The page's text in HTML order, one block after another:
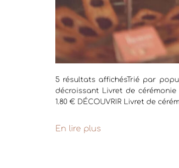
5 résultats affichésTrié par
décroissant Livret de cérémonie
1.80 € DÉCOUVRIR Livret de
En lire plus